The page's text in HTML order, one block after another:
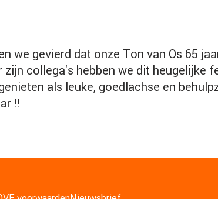
we gevierd dat onze Ton van Os 65
zijn collega's hebben we dit heugelijke
als leuke, goedlachse en
!!